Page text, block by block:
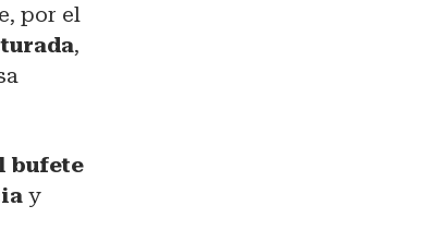
por el
,
bufete
y